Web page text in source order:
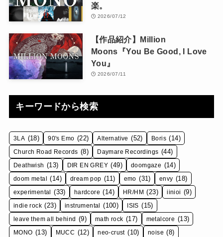
楽。
2026/07/12
【作品紹介】Million
Moons『You Be Good, I Love
You』
2026/07/11
キーワードから検索
3LA (18) 90's Emo (22) Alternative (52) Boris (14)
Church Road Records (8) Daymare Recordings (44)
Deathwish (13) DIR EN GREY (49) doomgaze (14)
doom metal (14) dream pop (11) emo (31) envy (18)
experimental (33) hardcore (14) HR/HM (23) iinioi (9)
indie rock (23) instrumental (100) ISIS (15)
leave them all behind (9) math rock (17) metalcore (13)
MONO (13) MUCC (12) neo-crust (10) noise (8)